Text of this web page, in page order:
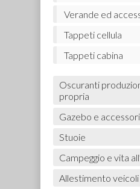
Verande ed
Tappeti cellula
Tappeti cabina
Oscuranti
propria
Gazebo e accessori
Stuoie
Campeggio e vita
Allestimento veicoli